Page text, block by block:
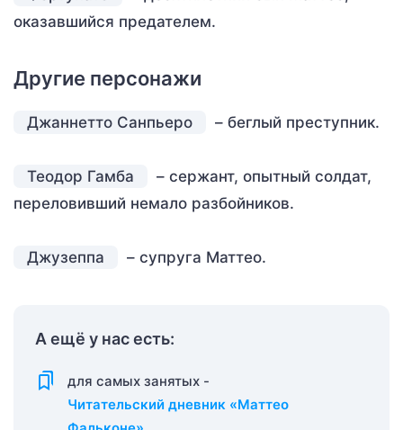
оказавшийся предателем.
Другие персонажи
Джаннетто Санпьеро – беглый преступник.
Теодор Гамба
– сержант, опытный солдат,
переловивший немало разбойников.
Джузеппа – супруга Маттео.
А ещё у нас есть:
для самых занятых -
Читательский дневник «Маттео